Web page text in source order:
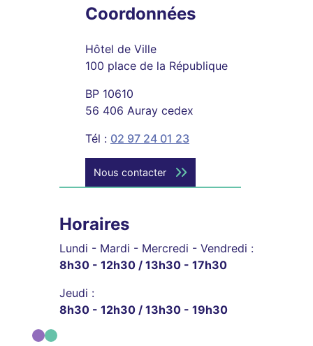
Coordonnées
Hôtel de Ville
100 place de la République
BP 10610
56 406 Auray cedex
Tél : 02 97 24 01 23
Nous contacter
Horaires
Lundi - Mardi - Mercredi - Vendredi :
8h30 - 12h30 / 13h30 - 17h30
Jeudi :
8h30 - 12h30 / 13h30 - 19h30